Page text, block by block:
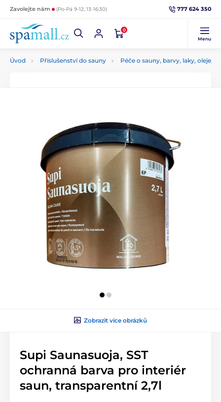
Zavolejte nám (Po-Pá 9-12, 13-16:30) 777 624 350
0
Menu
Úvod Příslušenství do sauny Péče o sauny, barvy, laky, oleje
Zobrazit více obrázků
Supi Saunasuoja, SST
ochranná barva pro interiér
saun, transparentní 2,7l